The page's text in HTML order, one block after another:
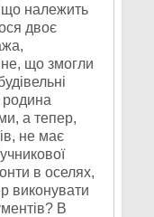
що належить
двоє
що змогли
родина
а тепер,
не має
в оселях,
виконувати
В